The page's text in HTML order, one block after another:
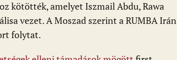
kötötték, amelyet Iszmail Abdu, Rawa
vezet. A Moszad szerint a RUMBA Irán
folytat.